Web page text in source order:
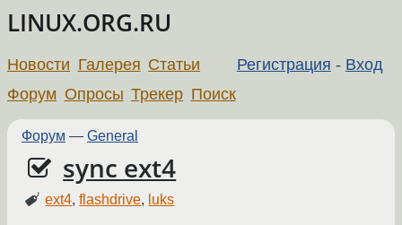
LINUX.ORG.RU
Регистрация - Вход
Новости Галерея Статьи
Форум Опросы Трекер Поиск
Форум — General
sync ext4
ext4,flashdrive, luks